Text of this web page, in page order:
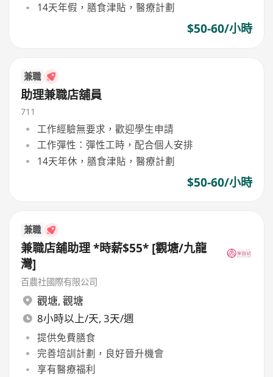
14天年假，膳食津貼，醫療計劃
$50-60/小時
兼職
助理兼職店舖員
711
工作經驗無要求，歡迎學生申請
工作彈性：彈性工時，配合個人安排
14天年休，膳食津貼，醫療計劃
$50-60/小時
兼職
兼職店舖助理 *時薪$55* [觀塘/九龍
灣]
百農社國際有限公司
觀塘, 觀塘
8小時以上/天, 3天/週
提供免費膳食
完善培訓計劃，良好晉升機會
享有醫療福利